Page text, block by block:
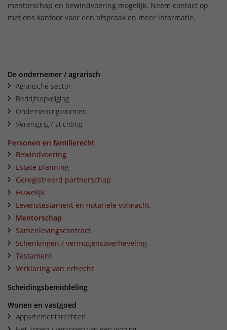
mentorschap en bewindvoering mogelijk. Neem contact op
met ons kantoor voor een afspraak en meer informatie.
De ondernemer / agrarisch
Agrarische sector
Bedrijfsopvolging
Ondernemingsvormen
Vereniging / stichting
Personen en familierecht
Bewindvoering
Estate planning
Geregistreerd partnerschap
Huwelijk
Levenstestament en notariële volmacht
Mentorschap
Samenlevingscontract
Schenkingen / vermogensoverheveling
Testament
Verklaring van erfrecht
Scheidingsbemiddeling
Wonen en vastgoed
Appartementsrechten